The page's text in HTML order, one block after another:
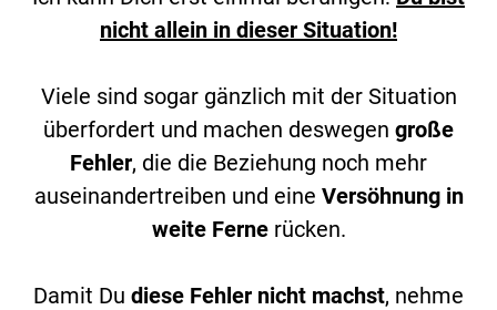
nicht allein in dieser Situation!
Viele sind sogar gänzlich mit der Situation
überfordert und machen deswegen große
Fehler, die die Beziehung noch mehr
auseinandertreiben und eine Versöhnung in
weite Fernerücken.
Damit Du diese Fehler nicht machst, nehme